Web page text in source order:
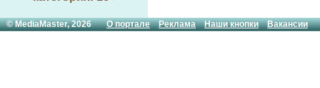
© MediaMaster, 2026О портале Реклама Наши кнопки Вакансии